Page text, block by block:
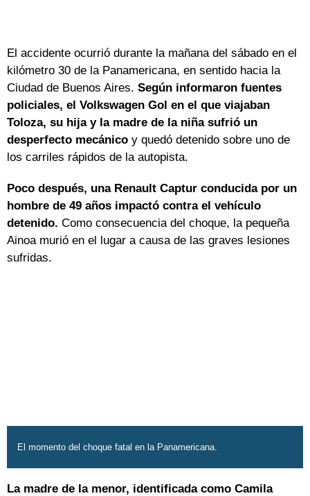
El accidente ocurrió durante la mañana del sábado en el
kilómetro 30 de la Panamericana, en sentido hacia la
Ciudad de Buenos Aires. Según informaron fuentes
policiales, el Volkswagen Gol en el que viajaban
Toloza, su hija y la madre de la niña sufrió un
desperfecto mecánico y quedó detenido sobre uno de
los carriles rápidos de la autopista.
Poco después, una Renault Captur conducida por un
hombre de 49 años impactó contra el vehículo
detenido. Como consecuencia del choque, la pequeña
Ainoa murió en el lugar a causa de las graves lesiones
sufridas.
El momento del choque fatal en la Panamericana.
La madre de la menor, identificada como Camila